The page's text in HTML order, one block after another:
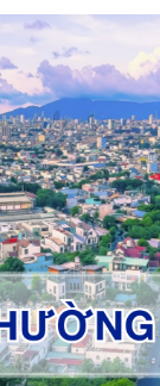
Cuộc thi Sáng